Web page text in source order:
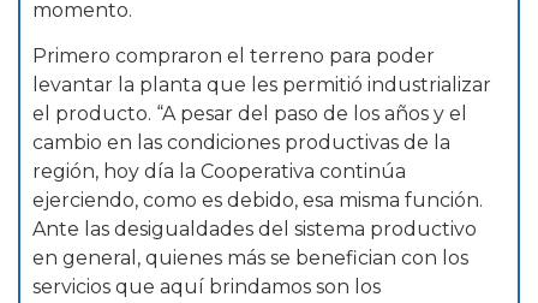
momento.
Primero compraron el terreno para poder
levantar la planta que les permitió industrializar
el producto. “A pesar del paso de los años y el
cambio en las condiciones productivas de la
región, hoy día la Cooperativa continúa
ejerciendo, como es debido, esa misma función.
Ante las desigualdades del sistema productivo
en general, quienes más se benefician con los
servicios que aquí brindamos son los